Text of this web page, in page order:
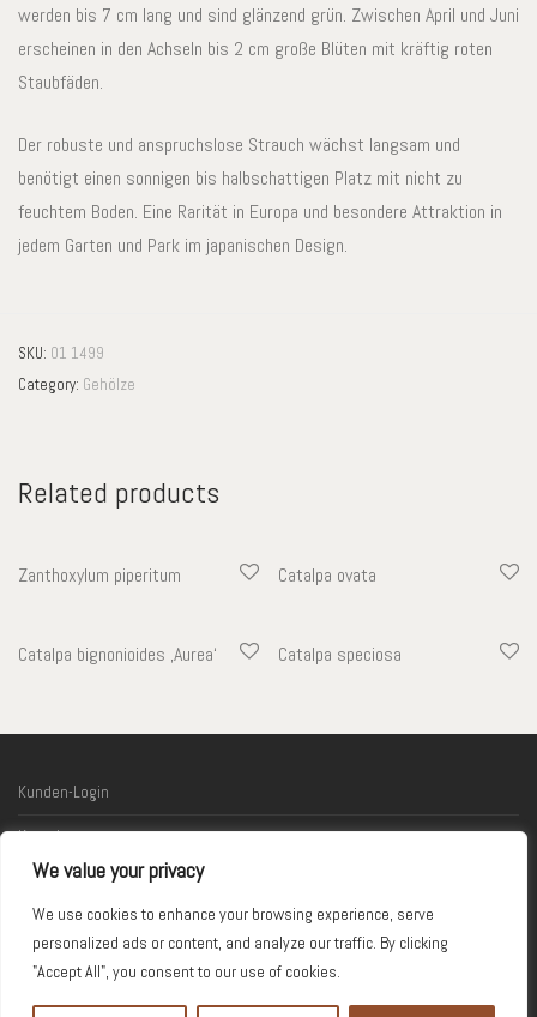
We value your privacy
We use cookies to enhance your browsing experience, serve
personalized ads or content, and analyze our traffic. By clicking
"Accept All", you consent to our use of cookies.
werden bis 7 cm lang und sind glänzend grün. Zwischen April und Juni
erscheinen in den Achseln bis 2 cm große Blüten mit kräftig roten
Staubfäden.
Der robuste und anspruchslose Strauch wächst langsam und
benötigt einen sonnigen bis halbschattigen Platz mit nicht zu
feuchtem Boden. Eine Rarität in Europa und besondere Attraktion in
jedem Garten und Park im japanischen Design.
SKU: 01 1499
Category: Gehölze
Related products
Zanthoxylum piperitum Catalpa ovata
Catalpa bignonioides ‚Aurea‘ Catalpa speciosa
Kunden-Login
Kontakt
Links
© 2026 Kodama